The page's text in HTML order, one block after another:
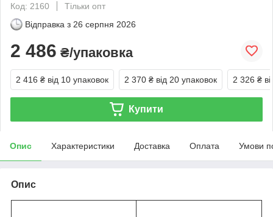
Код: 2160
Тільки опт
Відправка з 26 серпня 2026
2 486 ₴/упаковка
2 416 ₴ від 10 упаковок 2 370 ₴ від 20 упаковок 2 326 ₴
Купити
Опис Характеристики Доставка Оплата Умови
Опис